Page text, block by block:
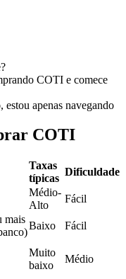
COTI e comece
estou apenas navegando
COTI
Taxas
típicas
Dificuldade
Médio-
Alto
Fácil
mais
Baixo
Fácil
Muito
baixo
Médio